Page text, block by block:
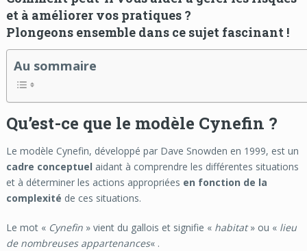
et à améliorer vos pratiques ?
Plongeons ensemble dans ce sujet fascinant !
Au sommaire
Qu’est-ce que le modèle Cynefin ?
Le modèle Cynefin, développé par Dave Snowden en 1999, est un
cadre conceptuel aidant à comprendre les différentes situations
et à déterminer les actions appropriées en fonction de la
complexité de ces situations.
Le mot « Cynefin» vient du gallois et signifie « habitat» ou « lieu
de nombreuses appartenances« .